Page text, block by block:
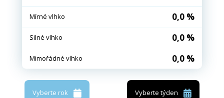
Mírné vlhko 0,0 %
Silné vlhko 0,0 %
Mimořádné vlhko 0,0 %
Vyberte rok Vyberte týden